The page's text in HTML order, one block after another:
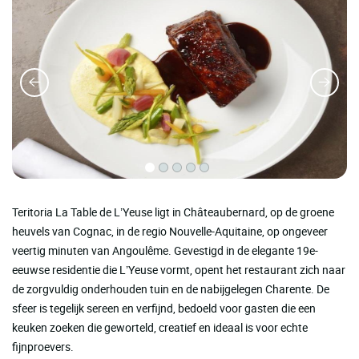
Teritoria La Table de L’Yeuse ligt in Châteaubernard, op de groene
heuvels van Cognac, in de regio Nouvelle-Aquitaine, op ongeveer
veertig minuten van Angoulême. Gevestigd in de elegante 19e-
eeuwse residentie die L’Yeuse vormt, opent het restaurant zich naar
de zorgvuldig onderhouden tuin en de nabijgelegen Charente. De
sfeer is tegelijk sereen en verfijnd, bedoeld voor gasten die een
keuken zoeken die geworteld, creatief en ideaal is voor echte
fijnproevers.